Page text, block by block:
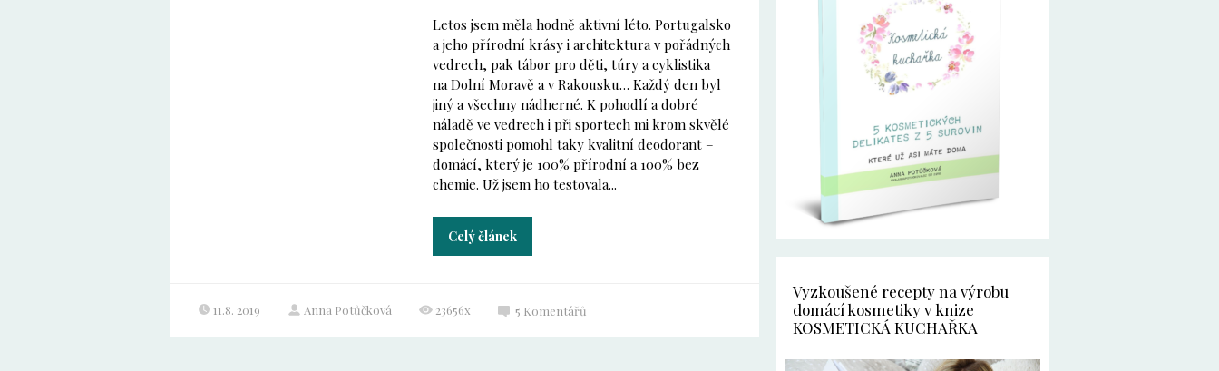
Letos jsem měla hodně aktivní léto. Portugalsko
a jeho přírodní krásy i architektura v pořádných
vedrech, pak tábor pro děti, túry a cyklistika
na Dolní Moravě a v Rakousku… Každý den byl
jiný a všechny nádherné. K pohodlí a dobré
náladě ve vedrech i při sportech mi krom skvělé
společnosti pomohl taky kvalitní deodorant –
domácí, který je 100% přírodní a 100% bez
chemie. Už jsem ho testovala...
Celý článek
11.8. 2019 Anna Potůčková 23656x 5 Komentářů
Vyzkoušené recepty na výrobu
domácí kosmetiky v knize
KOSMETICKÁ KUCHAŘKA